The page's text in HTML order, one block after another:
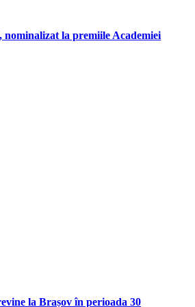
nominalizat la premiile Academiei
la Brașov în perioada 30